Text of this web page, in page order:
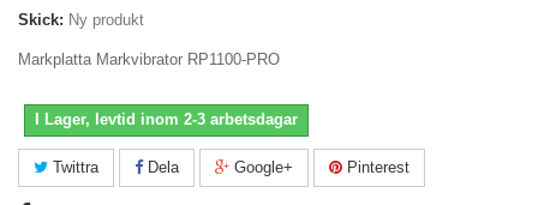
Skick: Ny produkt
Markplatta Markvibrator RP1100-PRO
I Lager, levtid inom 2-3 arbetsdagar
Twittra Dela Google+ Pinterest